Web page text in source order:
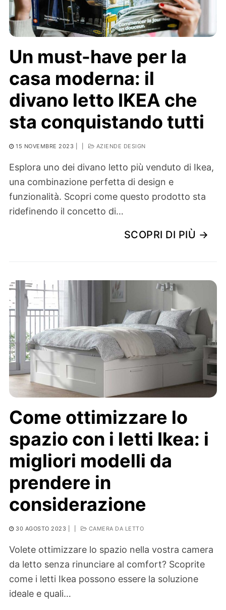
Un must-have per la
casa moderna: il
divano letto IKEA che
sta conquistando tutti
15 NOVEMBRE 2023 AZIENDE DESIGN
Esplora uno dei divano letto più venduto di Ikea,
una combinazione perfetta di design e
funzionalità. Scopri come questo prodotto sta
ridefinendo il concetto di…
SCOPRI DI PIÙ →
Come ottimizzare lo
spazio con i letti Ikea: i
migliori modelli da
prendere in
considerazione
30 AGOSTO 2023 CAMERA DA LETTO
Volete ottimizzare lo spazio nella vostra camera
da letto senza rinunciare al comfort? Scoprite
come i letti Ikea possono essere la soluzione
ideale e quali…